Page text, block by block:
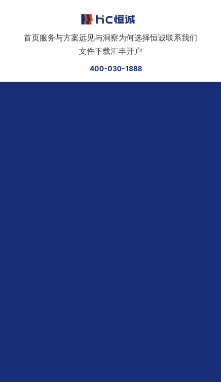
首页服务与方案远见与洞察为何选择恒诚联系我们
文件下载汇丰开户
400-030-1888